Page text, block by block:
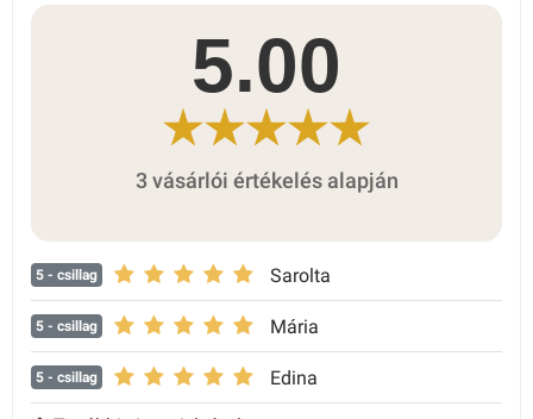
5.00
3 vásárlói értékelés alapján
5 - csillag Sarolta
5 - csillag Mária
5 - csillag Edina